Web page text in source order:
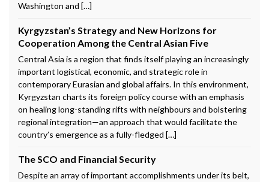
Washington and […]
Kyrgyzstan’s Strategy and New Horizons for
Cooperation Among the Central Asian Five
Central Asia is a region that finds itself playing an increasingly
important logistical, economic, and strategic role in
contemporary Eurasian and global affairs. In this environment,
Kyrgyzstan charts its foreign policy course with an emphasis
on healing long-standing rifts with neighbours and bolstering
regional integration—an approach that would facilitate the
country’s emergence as a fully-fledged […]
The SCO and Financial Security
Despite an array of important accomplishments under its belt,